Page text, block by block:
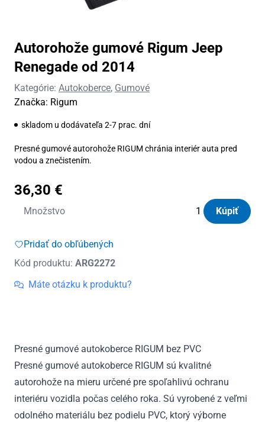
Autorohože gumové Rigum Jeep
Renegade od 2014
Kategórie: Autokoberce, Gumové
Značka: Rigum
skladom u dodávateľa 2-7 prac. dní
Presné gumové autorohože RIGUM chránia interiér auta pred
vodou a znečistením.
36,30 €
Množstvo
množstvo
gumové
Jeep
Renegade
Kúpiť
Pridať do obľúbených
Kód produktu: ARG2272
Máte otázku k produktu?
Presné gumové autokoberce RIGUM bez PVC
Presné gumové autokoberce RIGUM sú kvalitné
autorohože na mieru určené pre spoľahlivú ochranu
interiéru vozidla počas celého roka. Sú vyrobené z veľmi
odolného materiálu bez podielu PVC, ktorý výborne